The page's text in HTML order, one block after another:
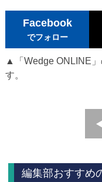
Facebook
でフォロー
▲「Wedge ONLINE
す。
編集部おすすめ